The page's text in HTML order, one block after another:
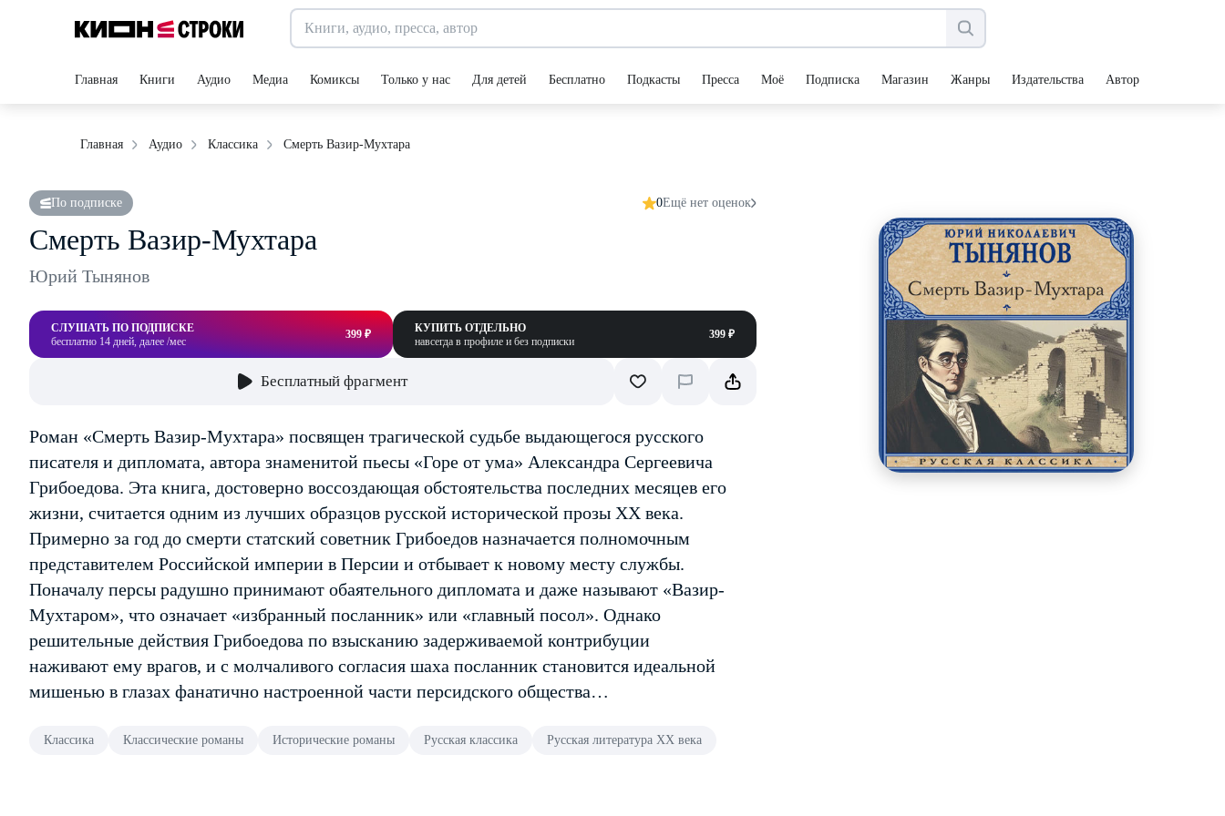
Главная Книги Аудио Медиа Комиксы Только у нас Для детей Бесплатно Подкасты Пресса Моё Подписка Магазин Жанры Издательства Авторы
Главная Аудио Классика Смерть Вазир-Мухтара
По подписке 0Ещё нет оценок
Смерть Вазир-Мухтара
Юрий Тынянов
СЛУШАТЬ ПО ПОДПИСКЕ
бесплатно 14 дней, далее /мес
399 ₽
КУПИТЬ ОТДЕЛЬНО
навсегда в профиле и без подписки
399 ₽
Бесплатный фрагмент
Роман «Смерть Вазир-Мухтара» посвящен трагической судьбе выдающегося русского
писателя и дипломата, автора знаменитой пьесы «Горе от ума» Александра Сергеевича
Грибоедова. Эта книга, достоверно воссоздающая обстоятельства последних месяцев его
жизни, считается одним из лучших образцов русской исторической прозы XX века.
Примерно за год до смерти статский советник Грибоедов назначается полномочным
представителем Российской империи в Персии и отбывает к новому месту службы.
Поначалу персы радушно принимают обаятельного дипломата и даже называют «Вазир-
Мухтаром», что означает «избранный посланник» или «главный посол». Однако
решительные действия Грибоедова по взысканию задерживаемой контрибуции
наживают ему врагов, и с молчаливого согласия шаха посланник становится идеальной
мишенью в глазах фанатично настроенной части персидского общества…
Классика Классические романы Исторические романы Русская классика Русская литература XX века